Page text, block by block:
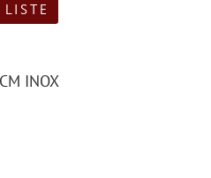
INOX